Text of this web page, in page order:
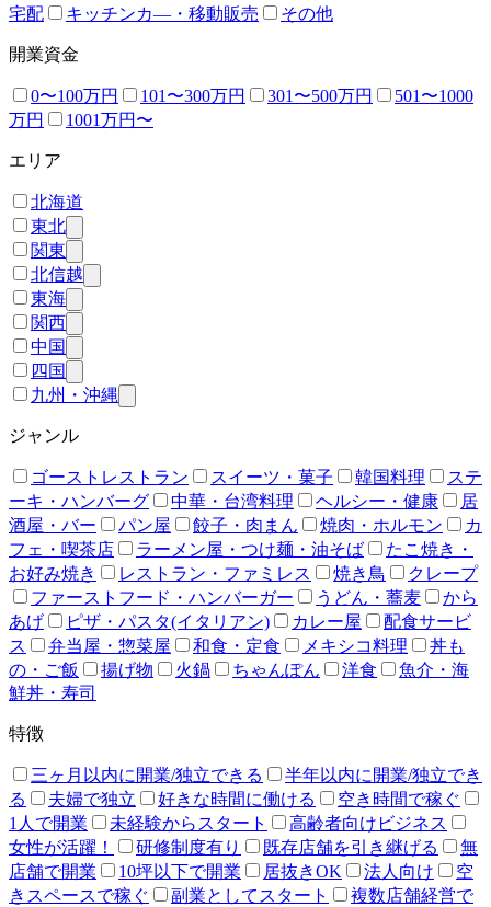
宅配
キッチンカ―・移動販売 その他
開業資金
0〜100万円 101〜300万円 301〜500万円
501〜1000
万円
1001万円〜
エリア
北海道
東北
関東
北信越
東海
関西
中国
四国
九州・沖縄
ジャンル
ゴーストレストラン スイーツ・菓子 韓国料理
ステ
ーキ・ハンバーグ
中華・台湾料理 ヘルシー・健康
居
酒屋・バー
パン屋 餃子・肉まん 焼肉・ホルモン
カ
フェ・喫茶店
ラーメン屋・つけ麺・油そば
たこ焼き・
お好み焼き
レストラン・ファミレス 焼き鳥
クレープ
ファーストフード・ハンバーガー
うどん・蕎麦
から
あげ
ピザ・パスタ(イタリアン) カレー屋
配食サービ
ス
弁当屋・惣菜屋 和食・定食 メキシコ料理
丼も
の・ご飯
揚げ物 火鍋 ちゃんぽん 洋食
魚介・海
鮮丼・寿司
特徴
三ヶ月以内に開業/独立できる
半年以内に開業/独立でき
る
夫婦で独立 好きな時間に働ける
空き時間で稼ぐ
1人で開業
未経験からスタート
高齢者向けビジネス
女性が活躍！
研修制度有り 既存店舗を引き継げる
無
店舗で開業
10坪以下で開業 居抜きOK 法人向け
空
きスペースで稼ぐ
副業としてスタート
複数店舗経営で